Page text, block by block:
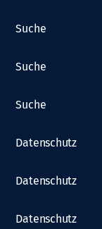
Suche
Suche
Suche
Datenschutz
Datenschutz
Datenschutz